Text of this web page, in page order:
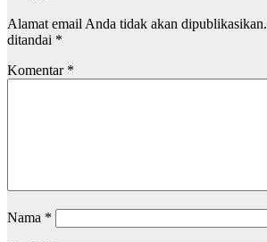
Alamat email Anda tidak akan dipublikasikan.
ditandai *
Komentar *
Nama *